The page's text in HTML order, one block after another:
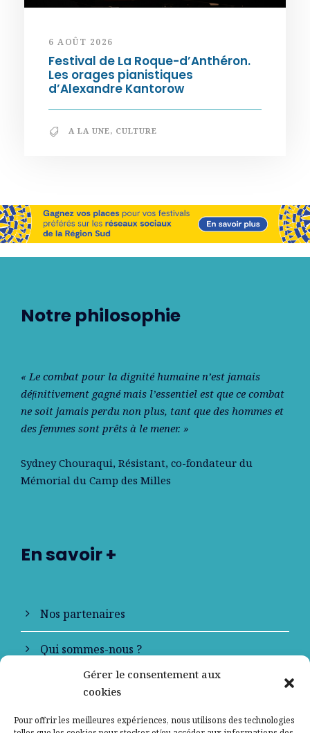
Gérer le consentement aux
cookies
Pour offrir les meilleures expériences, nous utilisons des technologies
6 AOÛT 2026
Festival de La Roque-d’Anthéron.
Les orages pianistiques
d’Alexandre Kantorow
A LA UNE, CULTURE
Notre philosophie
« Le combat pour la dignité humaine n’est jamais
déﬁnitivement gagné mais l’essentiel est que ce combat
ne soit jamais perdu non plus, tant que des hommes et
des femmes sont prêts à le mener. »
Sydney Chouraqui, Résistant, co-fondateur du
Mémorial du Camp des Milles
En savoir +
Nos partenaires
Qui sommes-nous ?
Contactez-nous
Mentions légales